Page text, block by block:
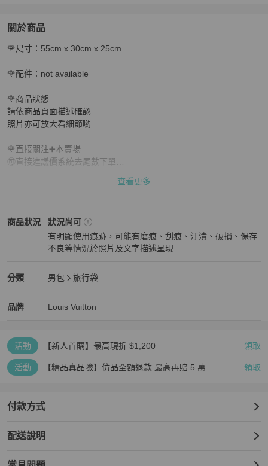
關於商品
關於💝FuFu.Style ⟡.·* LV Keepall55 旅行袋行李袋
🌹尺寸：55cm x 30cm x 25cm
🌹配件：not available
🌹商品狀態
請依商品頁面描述確認
照片亦可放大看細節喲
🌹直接關注➕本賣場
🉑直接進議價系統去尾數下單
🔍二奢商品默認瑕疵完美主義慎拍
🔍網圖如果有冒犯請通知刪除圖片
🔍商品在不同燈光之下有些微色差
🔍尺寸均手工測量可能1-3cm落差
#LV旅行袋
#LVKeepall55
查看更多
商品狀況
Louis Vuitton男包商品狀態與細節
狀況尚可
有明顯使用痕跡，可能有磨痕、刮痕、汙漬、破損、保存
不良等情況於照片及文字描述呈現
分類
Louis Vuitton男包 分類資訊
男包
旅行袋
品牌
Louis Vuitton精品男包品牌介紹
Louis Vuitton
Louis Vuitton推薦清單
活動 【新人首購】最高現折 $1,200 領取
活動 【精品真品險】仿品全額退款 最高再賠 5 萬 領取
付款方式
配送說明